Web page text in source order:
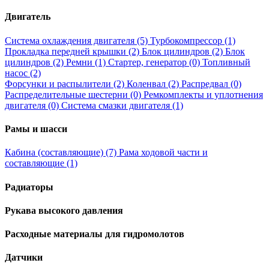
Двигатель
Система охлаждения двигателя (5) Турбокомпрессор (1)
Прокладка передней крышки (2) Блок цилиндров (2) Блок
цилиндров (2) Ремни (1) Стартер, генератор (0) Топливный
насос (2)
Форсунки и распылители (2) Коленвал (2) Распредвал (0)
Распределительные шестерни (0) Ремкомплекты и уплотнения
двигателя (0) Система смазки двигателя (1)
Рамы и шасси
Кабина (составляющие) (7) Рама ходовой части и
составляющие (1)
Радиаторы
Рукава высокого давления
Расходные материалы для гидромолотов
Датчики